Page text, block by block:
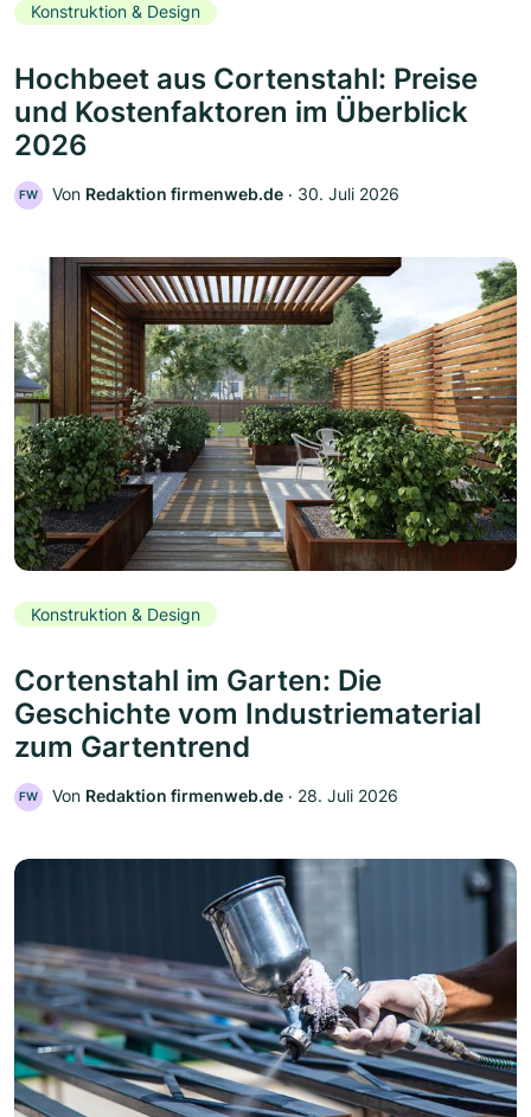
Konstruktion & Design
Hochbeet aus Cortenstahl: Preise
und Kostenfaktoren im Überblick
2026
FW Von Redaktion firmenweb.de ‧ 30. Juli 2026
Konstruktion & Design
Cortenstahl im Garten: Die
Geschichte vom Industriematerial
zum Gartentrend
FW Von Redaktion firmenweb.de ‧ 28. Juli 2026